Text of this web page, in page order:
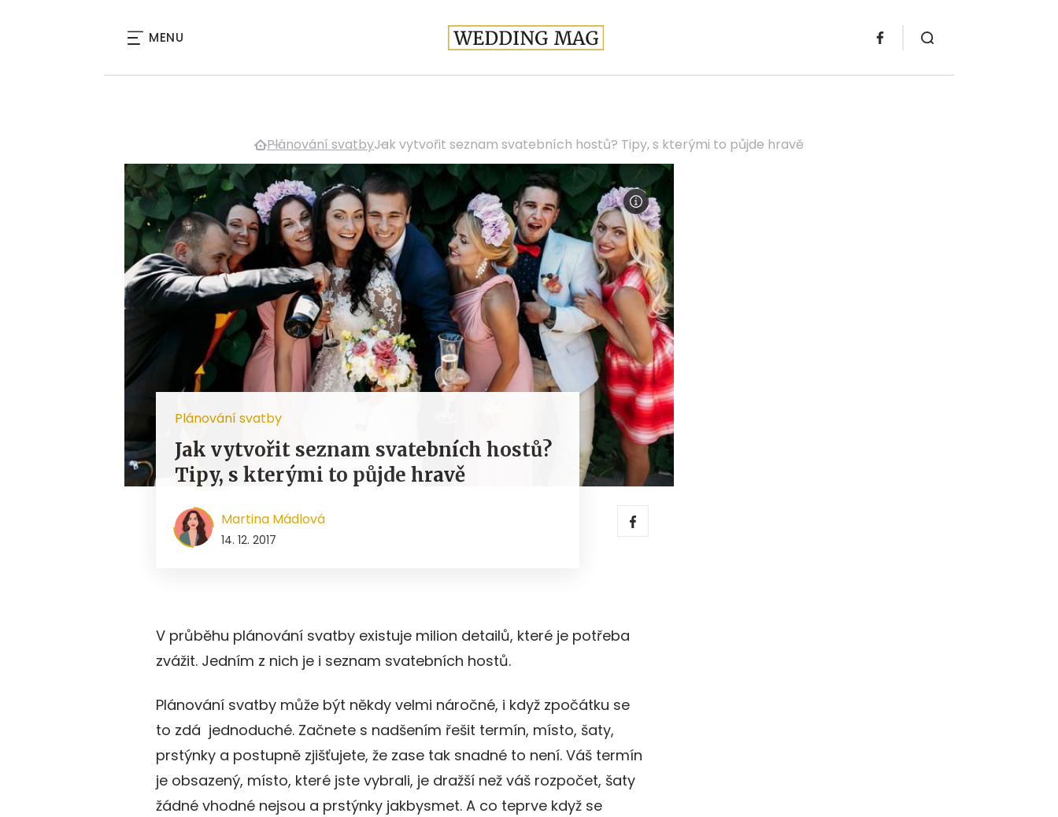
MENU
Plánování svatbyJak vytvořit seznam svatebních hostů? Tipy, s kterými to půjde hravě
Plánování svatby
Jak vytvořit seznam svatebních hostů?
Tipy, s kterými to půjde hravě
Martina Mádlová
14. 12. 2017
V průběhu plánování svatby existuje milion detailů, které je potřeba
zvážit. Jedním z nich je i seznam svatebních hostů.
Plánování svatby může být někdy velmi náročné, i když zpočátku se
to zdá jednoduché. Začnete s nadšením řešit termín, místo, šaty,
prstýnky a postupně zjišťujete, že zase tak snadné to není. Váš termín
je obsazený, místo, které jste vybrali, je dražší než váš rozpočet, šaty
žádné vhodné nejsou a prstýnky jakbysmet. A co teprve když se